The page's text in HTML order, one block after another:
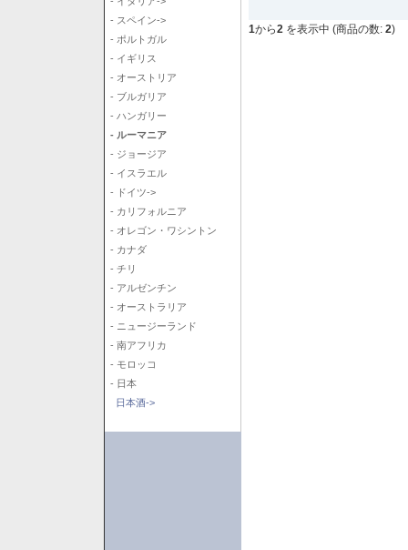
- スペイン->
- ポルトガル
- イギリス
- オーストリア
- ブルガリア
- ハンガリー
- ルーマニア
- ジョージア
- イスラエル
- ドイツ->
- カリフォルニア
- オレゴン・ワシントン
- カナダ
- チリ
- アルゼンチン
- オーストラリア
- ニュージーランド
- 南アフリカ
- モロッコ
- 日本
日本酒->
1から2 を表示中 (商品の数: 2)